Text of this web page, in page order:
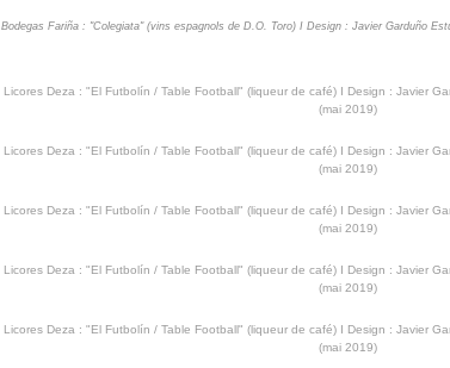
Bodegas Fariña : "Colegiata" (vins espagnols de D.O. Toro) I Design : Javier Garduño